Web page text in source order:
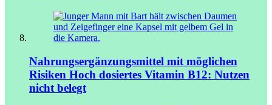
Nahrungsergänzungsmittel mit möglichen
Risiken Hoch dosiertes Vitamin B12: Nutzen
nicht belegt